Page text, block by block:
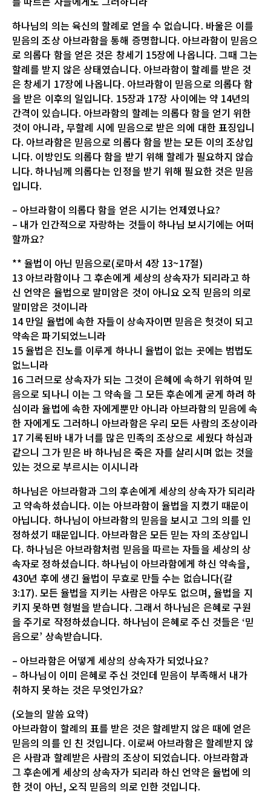
하나님의 의는 육신의 할례로 얻을 수 없습니다. 바울은 이를
믿음의 조상 아브라함을 통해 증명합니다. 아브라함이 믿음으
로 의롭다 함을 얻은 것은 창세기 15장에 나옵니다. 그때 그는
할례를 받지 않은 상태였습니다. 아브라함이 할례를 받은 것
은 창세기 17장에 나옵니다. 아브라함이 믿음으로 의롭다 함
을 받은 이후의 일입니다. 15장과 17장 사이에는 약 14년의
간격이 있습니다. 아브라함의 할례는 의롭다 함을 얻기 위한
것이 아니라, 무할례 시에 믿음으로 받은 의에 대한 표징입니
다. 아브라함은 믿음으로 의롭다 함을 받는 모든 이의 조상입
니다. 이방인도 의롭다 함을 받기 위해 할례가 필요하지 않습
니다. 하나님께 의롭다는 인정을 받기 위해 필요한 것은 믿음
입니다.
– 아브라함이 의롭다 함을 얻은 시기는 언제였나요?
– 내가 인간적으로 자랑하는 것들이 하나님 보시기에는 어떠
할까요?
** 율법이 아닌 믿음으로(로마서 4장 13~17절)
13 아브라함이나 그 후손에게 세상의 상속자가 되리라고 하
신 언약은 율법으로 말미암은 것이 아니요 오직 믿음의 의로
말미암은 것이니라
14 만일 율법에 속한 자들이 상속자이면 믿음은 헛것이 되고
약속은 파기되었느니라
15 율법은 진노를 이루게 하나니 율법이 없는 곳에는 범법도
없느니라
16 그러므로 상속자가 되는 그것이 은혜에 속하기 위하여 믿
음으로 되나니 이는 그 약속을 그 모든 후손에게 굳게 하려 하
심이라 율법에 속한 자에게뿐만 아니라 아브라함의 믿음에 속
한 자에게도 그러하니 아브라함은 우리 모든 사람의 조상이라
17 기록된바 내가 너를 많은 민족의 조상으로 세웠다 하심과
같으니 그가 믿은 바 하나님은 죽은 자를 살리시며 없는 것을
있는 것으로 부르시는 이시니라
하나님은 아브라함과 그의 후손에게 세상의 상속자가 되리라
고 약속하셨습니다. 이는 아브라함이 율법을 지켰기 때문이
아닙니다. 하나님이 아브라함의 믿음을 보시고 그의 의를 인
정하셨기 때문입니다. 아브라함은 모든 믿는 자의 조상입니
다. 하나님은 아브라함처럼 믿음을 따르는 자들을 세상의 상
속자로 정하셨습니다. 하나님이 아브라함에게 하신 약속을,
430년 후에 생긴 율법이 무효로 만들 수는 없습니다(갈
3:17). 모든 율법을 지키는 사람은 아무도 없으며, 율법을 지
키지 못하면 형벌을 받습니다. 그래서 하나님은 은혜로 구원
을 주기로 작정하셨습니다. 하나님이 은혜로 주신 것들은 ‘믿
음으로’ 상속받습니다.
– 아브라함은 어떻게 세상의 상속자가 되었나요?
– 하나님이 이미 은혜로 주신 것인데 믿음이 부족해서 내가
취하지 못하는 것은 무엇인가요?
(오늘의 말씀 요약)
아브라함이 할례의 표를 받은 것은 할례받지 않은 때에 얻은
믿음의 의를 인 친 것입니다. 이로써 아브라함은 할례받지 않
은 사람과 할례받은 사람의 조상이 되었습니다. 아브라함과
그 후손에게 세상의 상속자가 되리라 하신 언약은 율법에 의
한 것이 아닌, 오직 믿음의 의로 인한 것입니다.